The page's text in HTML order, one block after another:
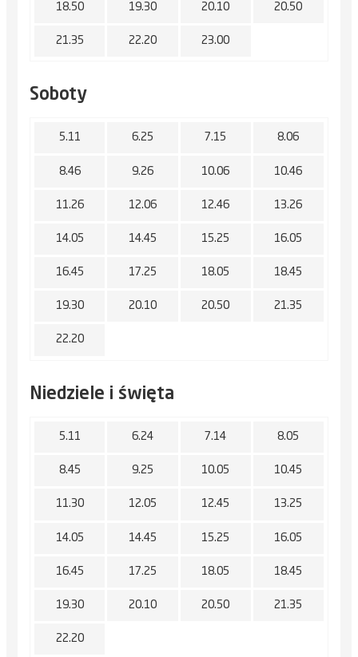
18.50 19.30 20.10 20.50
21.35 22.20 23.00
Soboty
5.11 6.25 7.15 8.06
8.46 9.26 10.06 10.46
11.26 12.06 12.46 13.26
14.05 14.45 15.25 16.05
16.45 17.25 18.05 18.45
19.30 20.10 20.50 21.35
22.20
Niedziele i święta
5.11 6.24 7.14 8.05
8.45 9.25 10.05 10.45
11.30 12.05 12.45 13.25
14.05 14.45 15.25 16.05
16.45 17.25 18.05 18.45
19.30 20.10 20.50 21.35
22.20